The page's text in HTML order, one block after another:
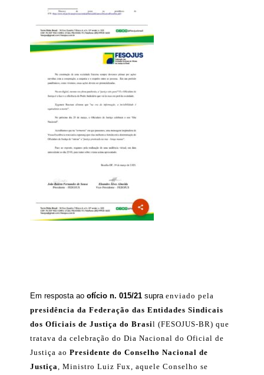
Em resposta aoofício n. 015/21 supraenviado pela
presidência da Federação das Entidades Sindicais
dos Oficiais de Justiça do Brasil (FESOJUS-BR) que
tratava da celebração do Dia Nacional do Oficial de
Justiça aoPresidente do Conselho Nacional de
Justiça
, Ministro Luiz Fux, aquele Conselho se